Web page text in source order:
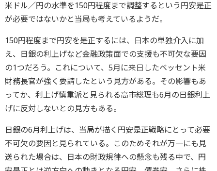
米ドル／円の水準を150円程度まで調整するという円安是正
が必要ではないかと当局も考えているようだ。
150円程度まで円安を是正するには、日本の単独介入に加
え、日銀の利上げなど金融政策面での支援も不可欠な要因
の1つだろう。これについて、5月に来日したベッセント米
財務長官が強く要請したという見方がある。その影響もあ
ってか、利上げ慎重派と見られる高市総理も6月の日銀利上
げに反対しないとの見方もある。
日銀の6月利上げは、当局が描く円安是正戦略にとって必要
不可欠の要因と見られている。このためそれが万一にも見
送られた場合は、日本の財政規律への懸念も残る中で、円